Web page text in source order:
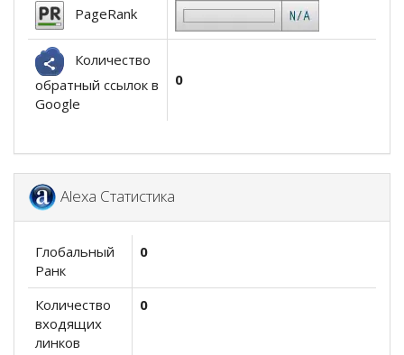
PageRank
Количество
обратный ссылок в
Google
0
Alexa Статистика
Глобальный
Ранк
0
Количество
входящих
линков
0